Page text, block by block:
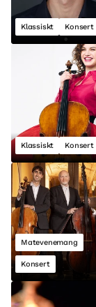
Klassiskt Konsert
Klassiskt Konsert
Matevenemang
Konsert